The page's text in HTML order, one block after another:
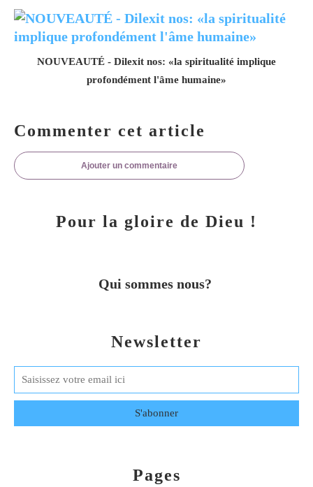
NOUVEAUTÉ - Dilexit nos: «la spiritualité implique
profondément l'âme humaine»
Commenter cet article
Ajouter un commentaire
Newsletter
Pages
Pour la gloire de Dieu !
Qui sommes nous?